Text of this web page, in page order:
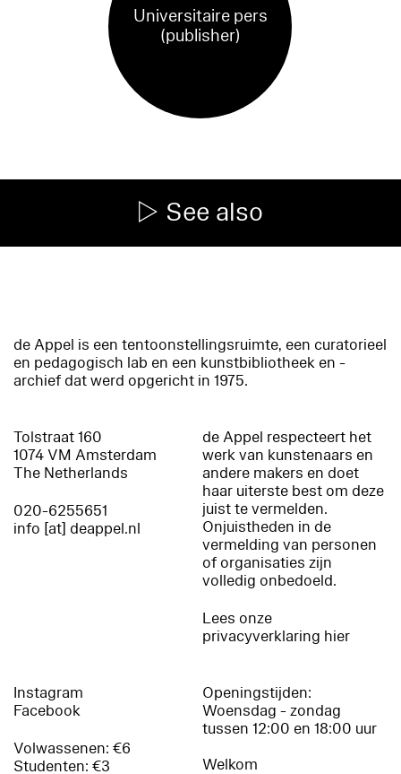
Universitaire pers
(publisher)
See also
de Appel is een tentoonstellingsruimte, een curatorieel
en pedagogisch lab en een kunstbibliotheek en -
archief dat werd opgericht in 1975.
Tolstraat 160
1074 VM Amsterdam
The Netherlands
020-6255651
info [at] deappel.nl
de Appel respecteert het
werk van kunstenaars en
andere makers en doet
haar uiterste best om deze
juist te vermelden.
Onjuistheden in de
vermelding van personen
of organisaties zijn
volledig onbedoeld.
Lees onze
privacyverklaring hier
Instagram
Facebook
Volwassenen: €6
Studenten: €3
Openingstijden:
Woensdag - zondag
tussen 12:00 en 18:00 uur
Welkom